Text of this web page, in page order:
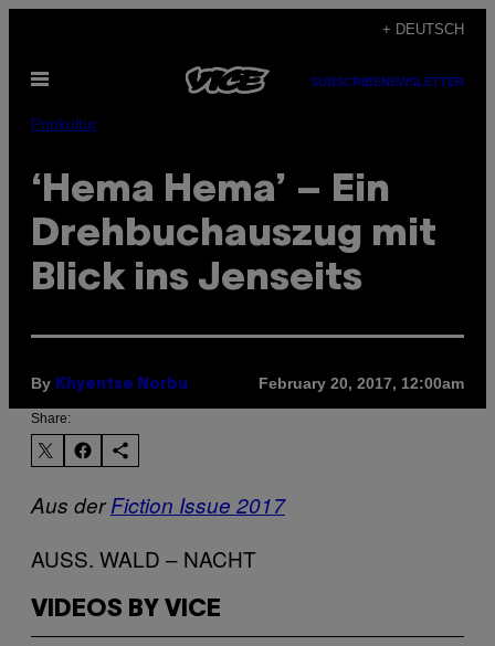
content
+ DEUTSCH
Open
SUBSCRIBENEWSLETTER
Popkultur
‘Hema Hema’ – Ein
Drehbuchauszug mit
Blick ins Jenseits
By Khyentse Norbu February 20, 2017, 12:00am
Share:
Aus derFiction Issue 2017
AUSS. WALD – NACHT
VIDEOS BY VICE